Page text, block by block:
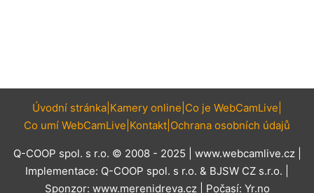
Úvodní stránka Kamery online Co je WebCamLive
Co umí WebCamLive Kontakt Ochrana osobních údajů
Q-COOP spol. s r.o. © 2008 - 2025 | www.webcamlive.cz|
Implementace: Q-COOP spol. s r.o. & BJSW CZ s.r.o.
Sponzor: www.merenidreva.cz| Počasí: Yr.no